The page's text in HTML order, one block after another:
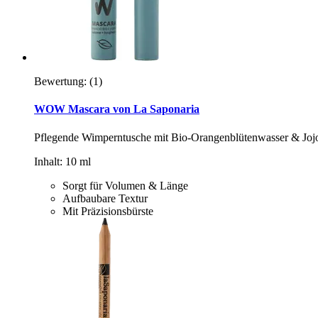
Bewertung: (1)
WOW Mascara von La Saponaria
Pflegende Wimperntusche mit Bio-Orangenblütenwasser &
Inhalt: 10 ml
Sorgt für Volumen & Länge
Aufbaubare Textur
Mit Präzisionsbürste